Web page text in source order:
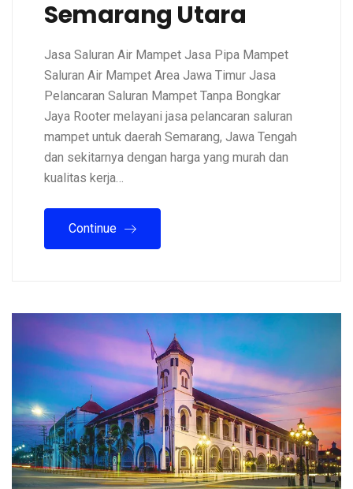
Semarang Utara
Jasa Saluran Air Mampet Jasa Pipa Mampet
Saluran Air Mampet Area Jawa Timur Jasa
Pelancaran Saluran Mampet Tanpa Bongkar
Jaya Rooter melayani jasa pelancaran saluran
mampet untuk daerah Semarang, Jawa Tengah
dan sekitarnya dengan harga yang murah dan
kualitas kerja…
Continue